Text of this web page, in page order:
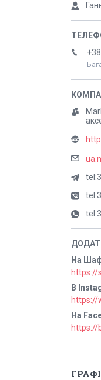
На
https://
В
https://
На